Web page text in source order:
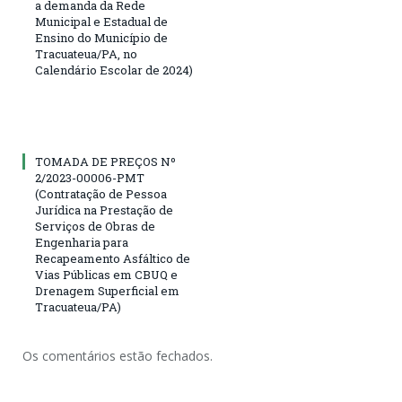
a demanda da Rede
Municipal e Estadual de
Ensino do Município de
Tracuateua/PA, no
Calendário Escolar de 2024)
TOMADA DE PREÇOS Nº
2/2023-00006-PMT
(Contratação de Pessoa
Jurídica na Prestação de
Serviços de Obras de
Engenharia para
Recapeamento Asfáltico de
Vias Públicas em CBUQ e
Drenagem Superficial em
Tracuateua/PA)
Os comentários estão fechados.